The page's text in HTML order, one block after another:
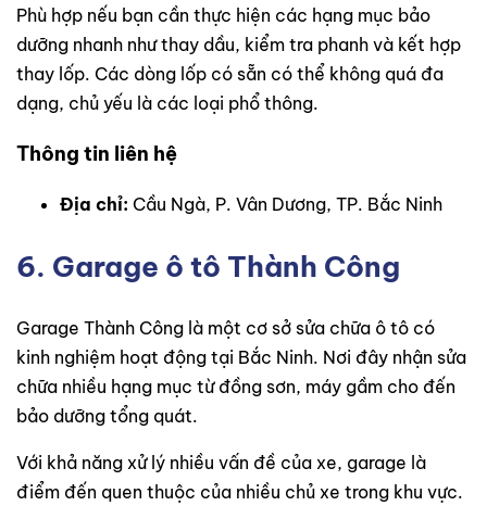
Phù hợp nếu bạn cần thực hiện các hạng mục bảo
dưỡng nhanh như thay dầu, kiểm tra phanh và kết hợp
thay lốp. Các dòng lốp có sẵn có thể không quá đa
dạng, chủ yếu là các loại phổ thông.
Thông tin liên hệ
Địa chỉ: Cầu Ngà, P. Vân Dương, TP. Bắc Ninh
6. Garage ô tô Thành Công
Garage Thành Công là một cơ sở sửa chữa ô tô có
kinh nghiệm hoạt động tại Bắc Ninh. Nơi đây nhận sửa
chữa nhiều hạng mục từ đồng sơn, máy gầm cho đến
bảo dưỡng tổng quát.
Với khả năng xử lý nhiều vấn đề của xe, garage là
điểm đến quen thuộc của nhiều chủ xe trong khu vực.